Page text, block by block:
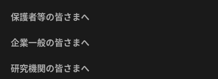
保護者等の皆さまへ
企業一般の皆さまへ
研究機関の皆さまへ